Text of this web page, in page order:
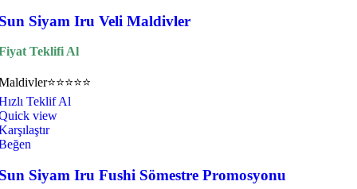
Siyam Iru Veli Maldivler
Teklifi Al
⭐⭐⭐⭐⭐
Teklif Al
view
Siyam Iru Fushi Sömestre Promosyonu